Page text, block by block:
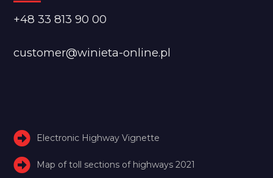
+48 33 813 90 00
customer@winieta-online.pl
Electronic Highway Vignette
Map of toll sections of highways 2021